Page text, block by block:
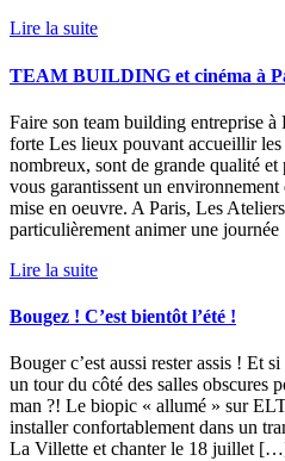
Lire la suite
TEAM BUILDING et cinéma à
Faire son team building entreprise à
forte Les lieux pouvant accueillir les
nombreux, sont de grande qualité
vous garantissent un
mise en oeuvre. A Paris, Les
particulièrement animer une
Lire la suite
Bougez ! C’est bientôt l’été !
Bouger c’est aussi rester assis ! Et
un tour du côté des salles obscures
man ?! Le biopic « allumé » sur
installer confortablement dans un
La Villette et chanter le 18 juillet